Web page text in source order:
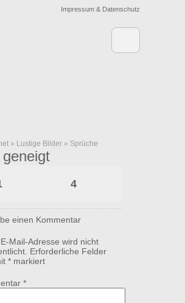
Impressum & Datenschutz
» Lustige Bilder » Sprüche
geneigt
4
einen Kommentar
Mail-Adresse wird nicht
Erforderliche Felder
* markiert
*